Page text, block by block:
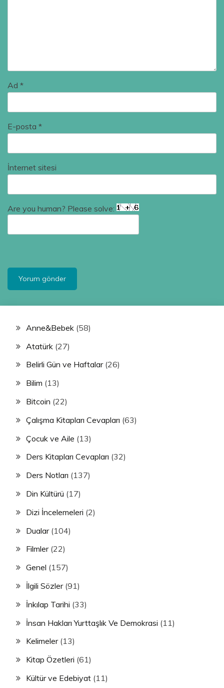
Ad *
E-posta *
İnternet sitesi
Are you human? Please solve:
Anne&Bebek (58)
Atatürk (27)
Belirli Gün ve Haftalar(26)
Bilim (13)
Bitcoin (22)
Çalışma Kitapları Cevapları (63)
Çocuk ve Aile (13)
Ders Kitapları Cevapları (32)
Ders Notları (137)
Din Kültürü (17)
Dizi İncelemeleri (2)
Dualar(104)
Filmler(22)
Genel (157)
İlgili Sözler(91)
İnkılap Tarihi (33)
İnsan Hakları Yurttaşlık Ve Demokrasi (11)
Kelimeler(13)
Kitap Özetleri (61)
Kültür ve Edebiyat (11)